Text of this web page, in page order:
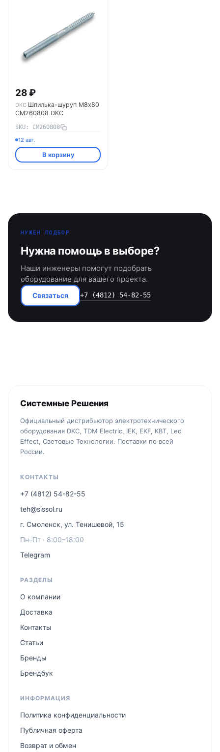
28 ₽
DKC Шпилька-шуруп M8х80
CM260808 DKC
SKU: CM260808
12 авг.
В корзину
НУЖЕН ПОДБОР
Нужна помощь в выборе?
Наши инженеры помогут подобрать
оборудование для вашего проекта.
Связаться +7 (4812) 54-82-55
Системные Решения
Официальный дистрибьютор электротехнического
оборудования DKC, TDM Electric, IEK, EKF, КВТ, Led
Effect, Световые Технологии. Поставки по всей
России.
КОНТАКТЫ
+7 (4812) 54-82-55
teh@sissol.ru
г. Смоленск, ул. Тенишевой, 15
Пн–Пт · 8:00–18:00
Telegram
РАЗДЕЛЫ
О компании
Доставка
Контакты
Статьи
Бренды
Брендбук
ИНФОРМАЦИЯ
Политика конфиденциальности
Публичная оферта
Возврат и обмен